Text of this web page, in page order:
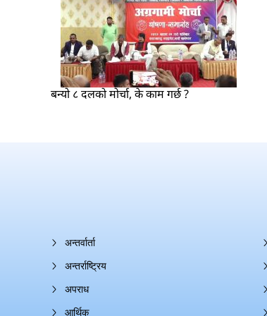
बन्यो ८ दलको मोर्चा, के काम गर्छ ?
अन्तर्वार्ता
अन्तर्राष्ट्रिय
अपराध
आर्थिक